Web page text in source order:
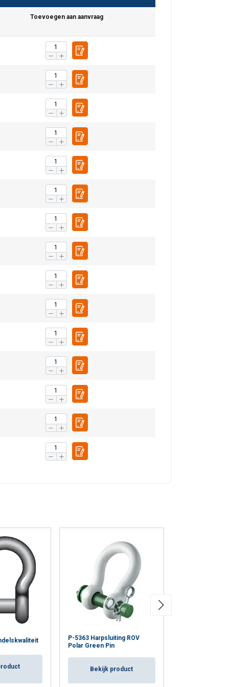
Toevoegen aan aanvraag
P-5363 Harpsluiting ROV
Polar Green Pin
Bekijk product
ENGLISH TRANSLATION
te analyseren. We
die deze
verzameld door
geclassificeerd
ACCEPTEREN